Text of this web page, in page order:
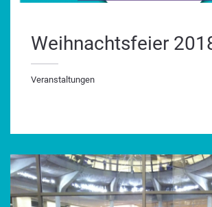
Weihnachtsfeier
Veranstaltungen